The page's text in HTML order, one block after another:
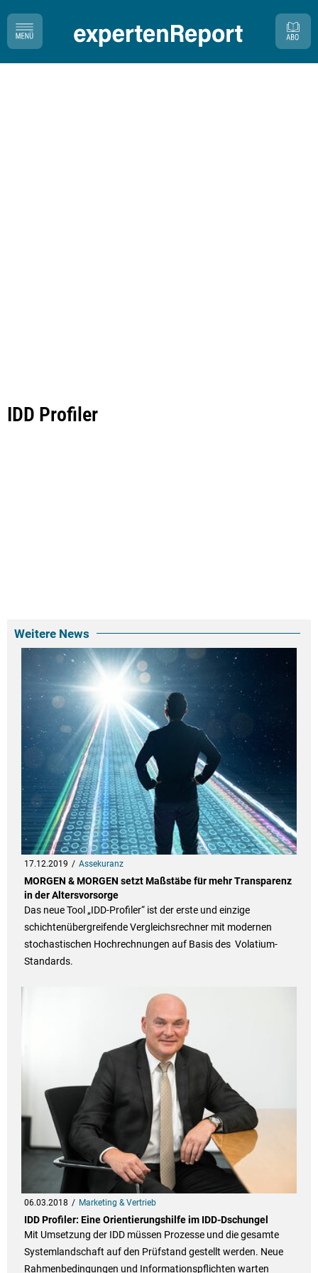
IDD Profiler
Weitere News
17.12.2019 Assekuranz
MORGEN & MORGEN setzt Maßstäbe für mehr Transparenz
in der Altersvorsorge
Das neue Tool „IDD-Profiler“ ist der erste und einzige
schichtenübergreifende Vergleichsrechner mit modernen
stochastischen Hochrechnungen auf Basis des Volatium-
Standards.
06.03.2018 Marketing & Vertrieb
IDD Profiler: Eine Orientierungshilfe im IDD-Dschungel
Mit Umsetzung der IDD müssen Prozesse und die gesamte
Systemlandschaft auf den Prüfstand gestellt werden. Neue
Rahmenbedingungen und Informationspflichten warten